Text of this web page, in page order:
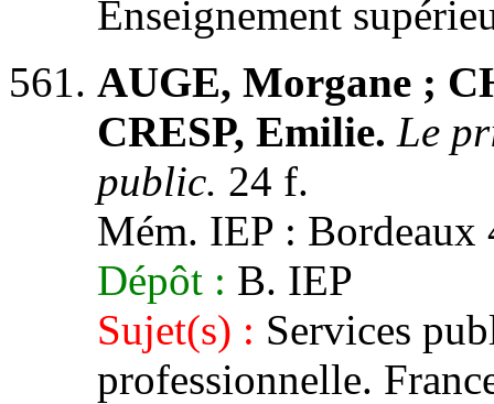
Enseignement
AUGE, Morgane ;
CRESP, Emilie. Le
public. 24 f.
Mém. IEP :
Dépôt : B. IEP
Sujet(s) : Services
professionnelle.